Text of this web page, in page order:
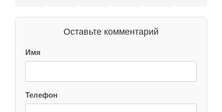
Оставьте комментарий
Имя
Телефон